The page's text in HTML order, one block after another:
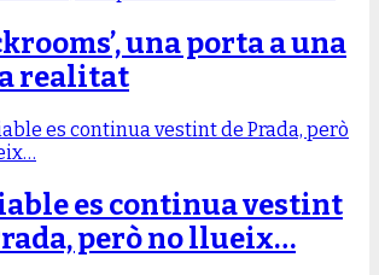
una porta a una
realitat
es continua vestint
però no llueix…